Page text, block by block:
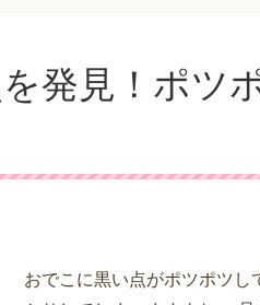
発見！ポツ
おでこに黒い点がポツポツし